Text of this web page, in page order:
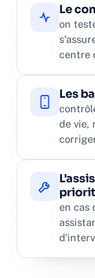
Le
on
centre
Les
de vie,
en cas